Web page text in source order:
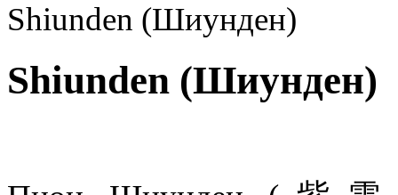
Shiunden (Шиунден)
Shiunden (Шиунден)